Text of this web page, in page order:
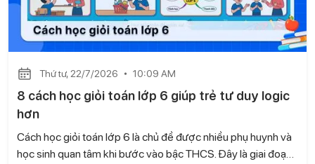
Thứ tư, 22/7/2026 10:09 AM
8 cách học giỏi toán lớp 6 giúp trẻ tư duy logic
hơn
Cách học giỏi toán lớp 6 là chủ đề được nhiều phụ huynh và
học sinh quan tâm khi bước vào bậc THCS. Đây là giai đoạn